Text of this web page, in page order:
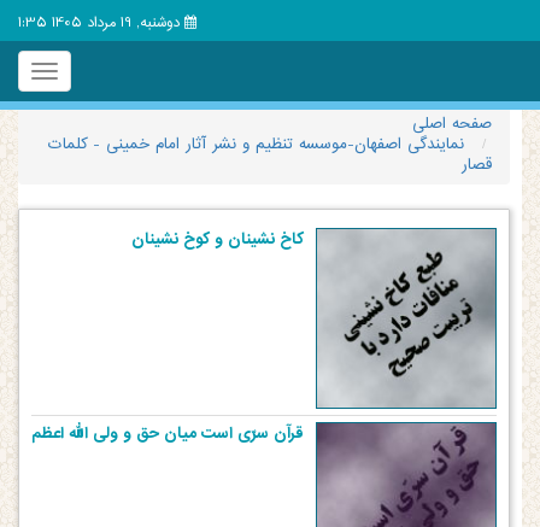
دوشنبه, 19 مرداد 1405 1:35
Toggle
صفحه اصلی
نمایندگی اصفهان-موسسه تنظیم و نشر آثار امام خمینی - کلمات
قصار
کاخ نشینان و کوخ نشینان
قرآن سرّی است میان حق و ولی الله اعظم